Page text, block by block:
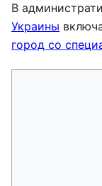
В
Украины
город со